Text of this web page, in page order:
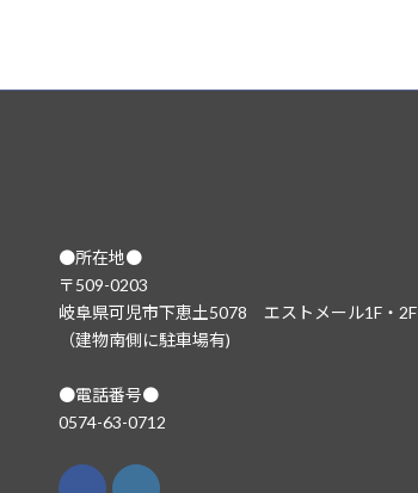
●所在地●
〒509-0203
岐阜県可児市下恵土5078 エストメール1F・2F
（建物南側に駐車場有)
●電話番号●
0574-63-0712